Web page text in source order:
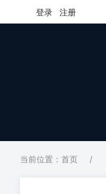
登录 注册
当前位置：首页 /